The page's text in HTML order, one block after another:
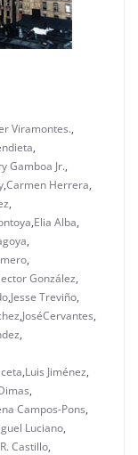
Viramontes.,
,
Gamboa Jr.,
,Carmen Herrera,
,
,Elia Alba,
,
,
González,
,Jesse Treviño,
,JoséCervantes,
,
,Luis Jiménez,
,
Campos-Pons,
Luciano,
Castillo,